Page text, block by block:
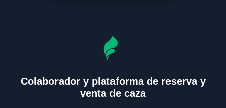
Colaborador y plataforma de reserva y
venta de caza